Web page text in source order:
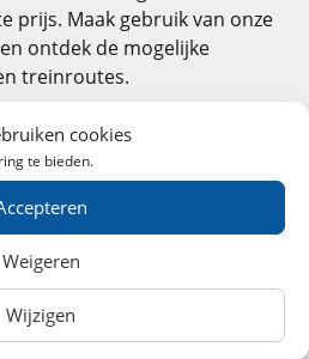
cookies
te bieden.
Weigeren
Wijzigen
prijs. Maak gebruik van onze
ontdek de mogelijke
treinroutes.